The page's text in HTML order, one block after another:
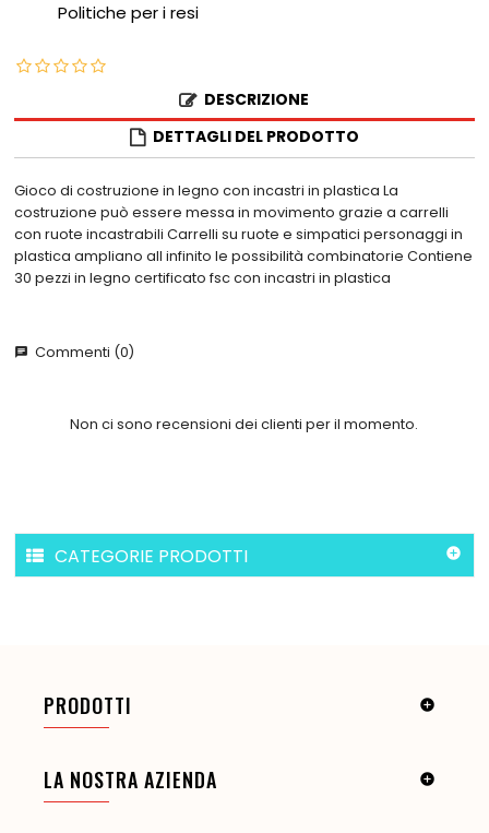
Politiche per i resi
DESCRIZIONE
DETTAGLI DEL PRODOTTO
Gioco di costruzione in legno con incastri in plastica La
costruzione può essere messa in movimento grazie a carrelli
con ruote incastrabili Carrelli su ruote e simpatici personaggi in
plastica ampliano all infinito le possibilità combinatorie Contiene
30 pezzi in legno certificato fsc con incastri in plastica
chat Commenti (0)
Non ci sono recensioni dei clienti per il momento.
CATEGORIE PRODOTTI 
PRODOTTI 
LA NOSTRA AZIENDA 